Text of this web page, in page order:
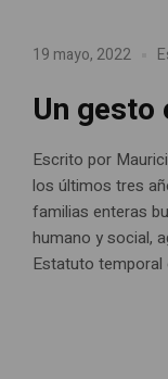
19 mayo, 2022
Un
Escrito por
los últimos tres
familias enteras
humano y social,
Estatuto temporal